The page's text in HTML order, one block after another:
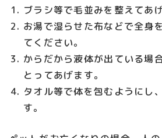
ブラシ等で毛並みを整えてあ
お湯で湿らせた布などで全身
てください。
からだから液体が出ている場
とってあげます。
タオル等で体を包むようにし
す。